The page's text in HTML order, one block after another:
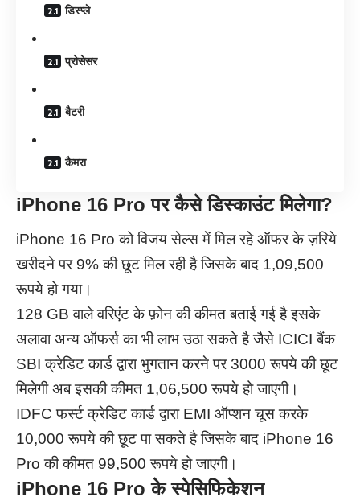
डिस्प्ले
प्रोसेसर
बैटरी
कैमरा
iPhone 16 Pro पर कैसे डिस्काउंट मिलेगा?
iPhone 16 Pro को विजय सेल्स में मिल रहे ऑफर के ज़रिये
खरीदने पर 9% की छूट मिल रही है जिसके बाद 1,09,500
रूपये हो गया।
128 GB वाले वरिएंट के फ़ोन की कीमत बताई गई है इसके
अलावा अन्य ऑफर्स का भी लाभ उठा सकते है जैसे ICICI बैंक
SBI क्रेडिट कार्ड द्वारा भुगतान करने पर 3000 रूपये की छूट
मिलेगी अब इसकी कीमत 1,06,500 रूपये हो जाएगी।
IDFC फर्स्ट क्रेडिट कार्ड द्वारा EMI ऑप्शन चूस करके
10,000 रूपये की छूट पा सकते है जिसके बाद iPhone 16
Pro की कीमत 99,500 रूपये हो जाएगी।
iPhone 16 Pro के स्पेसिफिकेशन